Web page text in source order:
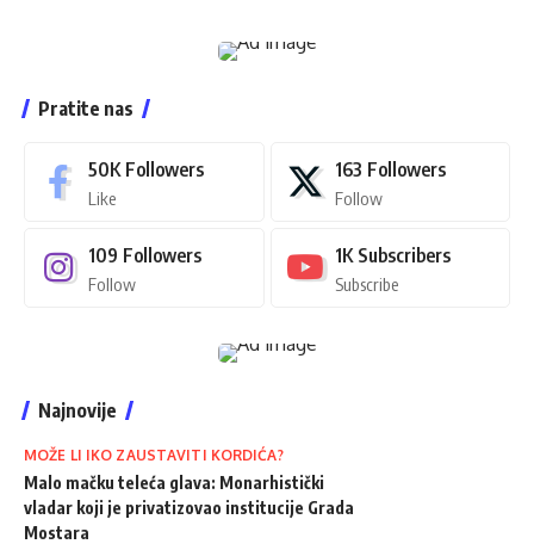
Pratite nas
50K Followers
Like
163 Followers
Follow
109 Followers
Follow
1K Subscribers
Subscribe
Najnovije
MOŽE LI IKO ZAUSTAVITI KORDIĆA?
Malo mačku teleća glava: Monarhistički
vladar koji je privatizovao institucije Grada
Mostara